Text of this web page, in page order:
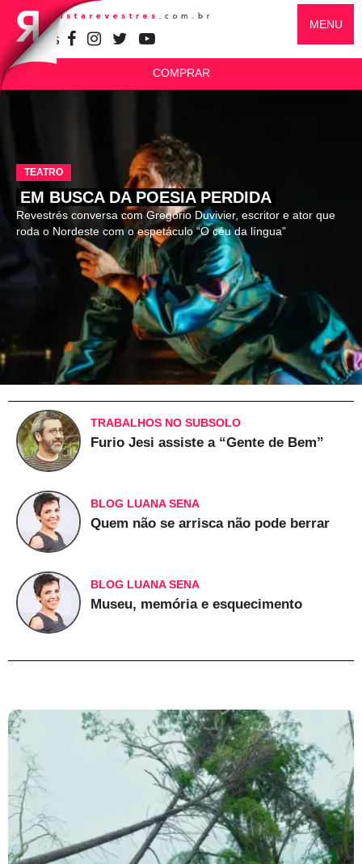
SIGA-NOS
MENU
COMPRAR
TEATRO
EM BUSCA DA POESIA PERDIDA
Revestrés conversa com Gregório Duvivier, escritor e ator que
roda o Nordeste com o espetáculo “O céu da língua”
TRABALHOS NO SUBSOLO
Furio Jesi assiste a “Gente de Bem”
BLOG LUANA SENA
Quem não se arrisca não pode berrar
BLOG LUANA SENA
Museu, memória e esquecimento